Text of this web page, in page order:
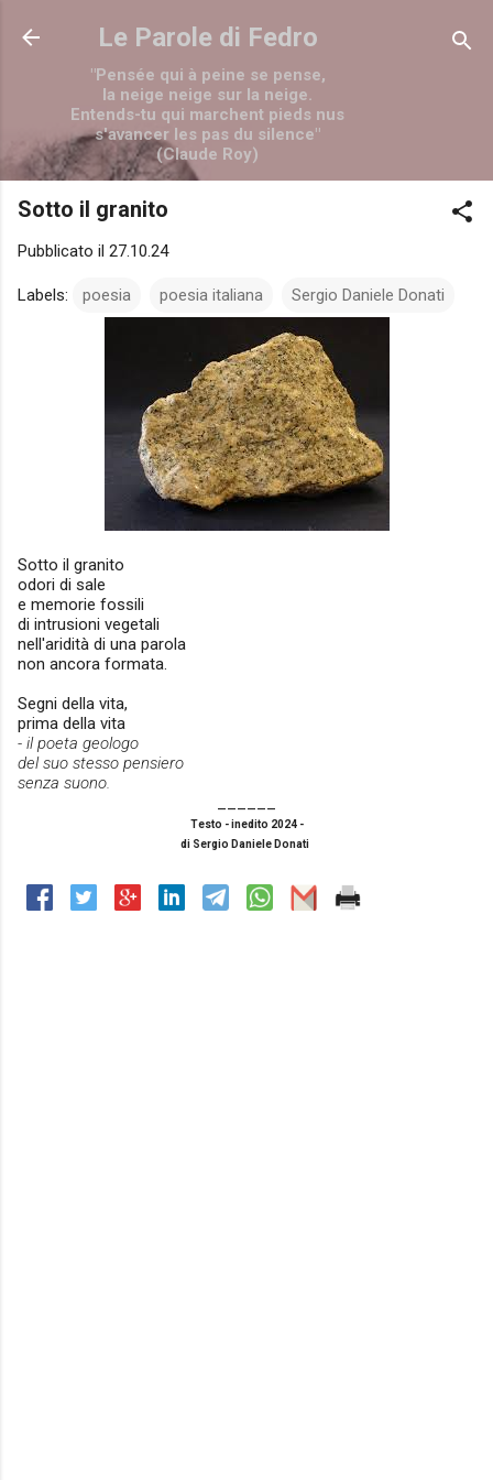
Passa ai contenuti principali
Le Parole di Fedro
"Pensée qui à peine se pense,
la neige neige sur la neige.
Entends-tu qui marchent pieds nus
s'avancer les pas du silence"
(Claude Roy)
Sotto il granito
Pubblicato il 27.10.24
Labels: poesia poesia italiana Sergio Daniele Donati
Sotto il granito
odori di sale
e memorie fossili
di intrusioni vegetali
nell'aridità di una parola
non ancora formata.
Segni della vita,
prima della vita
- il poeta geologo
del suo stesso pensiero
senza suono.
Testo - inedito 2024 -
di Sergio Daniele Donati